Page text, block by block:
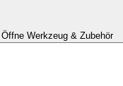
Öffne Werkzeug & Zubehör